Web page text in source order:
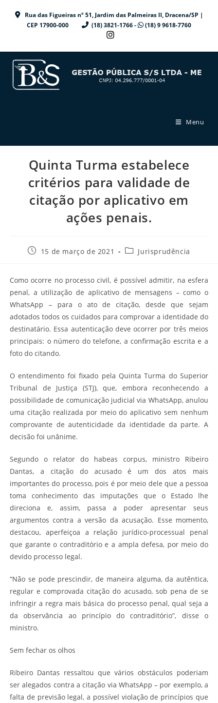
Rua das Figueiras nº 51, Jardim das Palmeiras II, Dracena/SP |
CEP 17900-000
(18) 3821-1766 - (18) 9 9618-7760
Menu
Quinta Turma estabelece
critérios para validade de
citação por aplicativo em
ações penais.
Post15 de março de 2021
Categoria
Jurisprudência
Como ocorre no processo civil, é possível admitir, na esfera
penal, a utilização de aplicativo de mensagens – como o
WhatsApp – para o ato de citação, desde que sejam
adotados todos os cuidados para comprovar a identidade do
destinatário. Essa autenticação deve ocorrer por três meios
principais: o número do telefone, a confirmação escrita e a
foto do citando.
O entendimento foi fixado pela Quinta Turma do Superior
Tribunal de Justiça (STJ), que, embora reconhecendo a
possibilidade de comunicação judicial via WhatsApp, anulou
uma citação realizada por meio do aplicativo sem nenhum
comprovante de autenticidade da identidade da parte. A
decisão foi unânime.
Segundo o relator do habeas corpus, ministro Ribeiro
Dantas, a citação do acusado é um dos atos mais
importantes do processo, pois é por meio dele que a pessoa
toma conhecimento das imputações que o Estado lhe
direciona e, assim, passa a poder apresentar seus
argumentos contra a versão da acusação. Esse momento,
destacou, aperfeiçoa a relação jurídico-processual penal
que garante o contraditório e a ampla defesa, por meio do
devido processo legal.
“Não se pode prescindir, de maneira alguma, da autêntica,
regular e comprovada citação do acusado, sob pena de se
infringir a regra mais básica do processo penal, qual seja a
da observância ao princípio do contraditório”, disse o
ministro.
Sem fechar os olhos
Ribeiro Dantas ressaltou que vários obstáculos poderiam
ser alegados contra a citação via WhatsApp – por exemplo, a
falta de previsão legal, a possível violação de princípios que